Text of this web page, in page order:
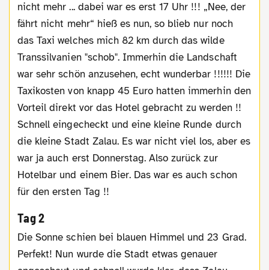
nicht mehr ... dabei war es erst 17 Uhr !!! „Nee, der
fährt nicht mehr“ hieß es nun, so blieb nur noch
das Taxi welches mich 82 km durch das wilde
Transsilvanien "schob". Immerhin die Landschaft
war sehr schön anzusehen, echt wunderbar !!!!!! Die
Taxikosten von knapp 45 Euro hatten immerhin den
Vorteil direkt vor das Hotel gebracht zu werden !!
Schnell eingecheckt und eine kleine Runde durch
die kleine Stadt Zalau. Es war nicht viel los, aber es
war ja auch erst Donnerstag. Also zurück zur
Hotelbar und einem Bier. Das war es auch schon
für den ersten Tag !!
Tag 2
Die Sonne schien bei blauen Himmel und 23 Grad.
Perfekt! Nun wurde die Stadt etwas genauer